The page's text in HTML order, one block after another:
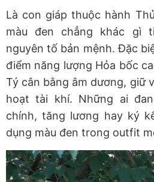
Là con giáp thuộc hành
màu đen chẳng khác gì
nguyên tố bản mệnh. Đặc
điểm năng lượng Hỏa bốc
Tý cân bằng âm dương, giữ
hoạt tài khí. Những ai
chính, tăng lương hay ký
dụng màu đen trong outfit